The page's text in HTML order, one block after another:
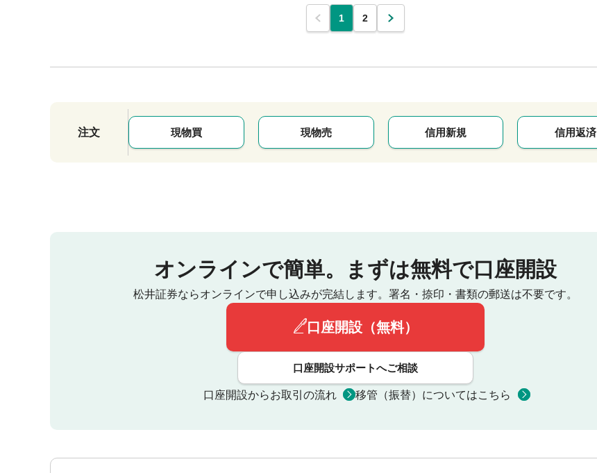
1 2
注文 現物買 現物売 信用新規 信用返済
オンラインで簡単。 まずは無料で口座開設
松井証券ならオンラインで申し込みが完結します。 署名・捺印・書類の郵送は不要です。
口座開設（無料）
口座開設サポートへご相談
口座開設からお取引の流れ 移管（振替）についてはこちら